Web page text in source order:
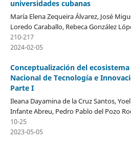
universidades cubanas
María Elena Zequeira Álvarez, José
Loredo Caraballo, Rebeca González
210-217
2024-02-05
Conceptualización del
Nacional de Tecnología e
Parte I
Ileana Dayamina de la Cruz Santos,
Infante Abreu, Pedro Pablo del Pozo
10-25
2023-05-05